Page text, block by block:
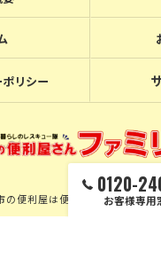
0120-
お客様専用
リシー
便利屋は便利屋ファミリー松江店